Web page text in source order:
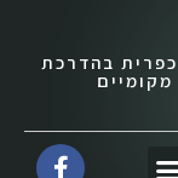
בהדרכת